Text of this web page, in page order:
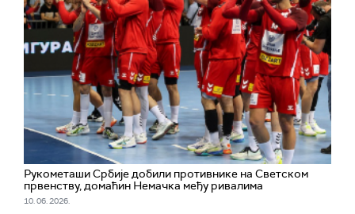
Рукометаши Србије добили противнике на Светском
првенству, домаћин Немачка међу ривалима
10. 06. 2026.